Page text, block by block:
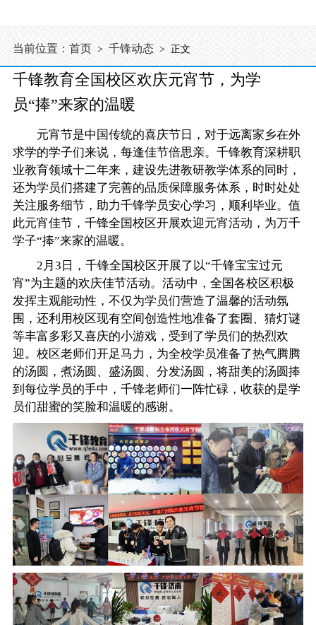
当前位置： 首页 > 千锋动态 > 正文
千锋教育全国校区欢庆元宵节，为学
员“捧”来家的温暖
元宵节是中国传统的喜庆节日，对于远离家乡在外
求学的学子们来说，每逢佳节倍思亲。千锋教育深耕职
业教育领域十二年来，建设先进教研教学体系的同时，
还为学员们搭建了完善的品质保障服务体系，时时处处
关注服务细节，助力千锋学员安心学习，顺利毕业。值
此元宵佳节，千锋全国校区开展欢迎元宵活动，为万千
学子“捧”来家的温暖。
2月3日，千锋全国校区开展了以“千锋宝宝过元
宵”为主题的欢庆佳节活动。活动中，全国各校区积极
发挥主观能动性，不仅为学员们营造了温馨的活动氛
围，还利用校区现有空间创造性地准备了套圈、猜灯谜
等丰富多彩又喜庆的小游戏，受到了学员们的热烈欢
迎。校区老师们开足马力，为全校学员准备了热气腾腾
的汤圆，煮汤圆、盛汤圆、分发汤圆，将甜美的汤圆捧
到每位学员的手中，千锋老师们一阵忙碌，收获的是学
员们甜蜜的笑脸和温暖的感谢。